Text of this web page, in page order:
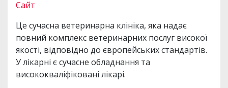
Сайт
Це сучасна ветеринарна клініка, яка надає
повний комплекс ветеринарних послуг високої
якості, відповідно до європейських стандартів.
У лікарні є сучасне обладнання та
висококваліфіковані лікарі.